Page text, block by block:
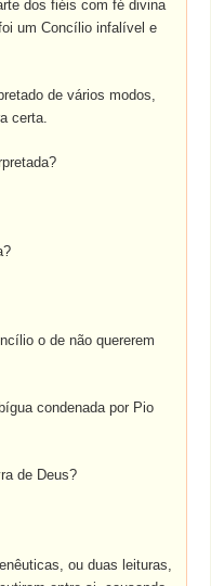
dos fiéis com fé divina
um Concílio infalível e
de vários modos,
certa.
o de não quererem
condenada por Pio
de Deus?
ou duas leituras,